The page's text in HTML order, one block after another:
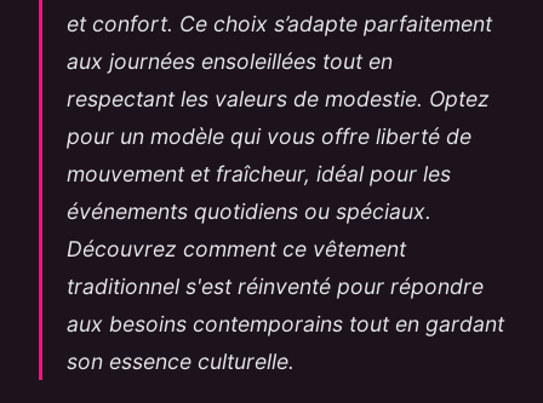
et confort. Ce choix s’adapte parfaitement
aux journées ensoleillées tout en
respectant les valeurs de modestie. Optez
pour un modèle qui vous offre liberté de
mouvement et fraîcheur, idéal pour les
événements quotidiens ou spéciaux.
Découvrez comment ce vêtement
traditionnel s'est réinventé pour répondre
aux besoins contemporains tout en gardant
son essence culturelle.